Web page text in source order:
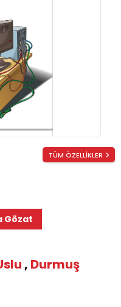
TÜM ÖZELLİKLER
, Durmuş